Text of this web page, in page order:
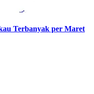
Terbanyak per Maret